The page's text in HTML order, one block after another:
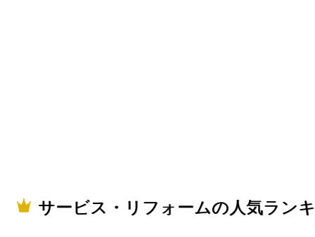
サービス
サービス・リフォームの人気ラン